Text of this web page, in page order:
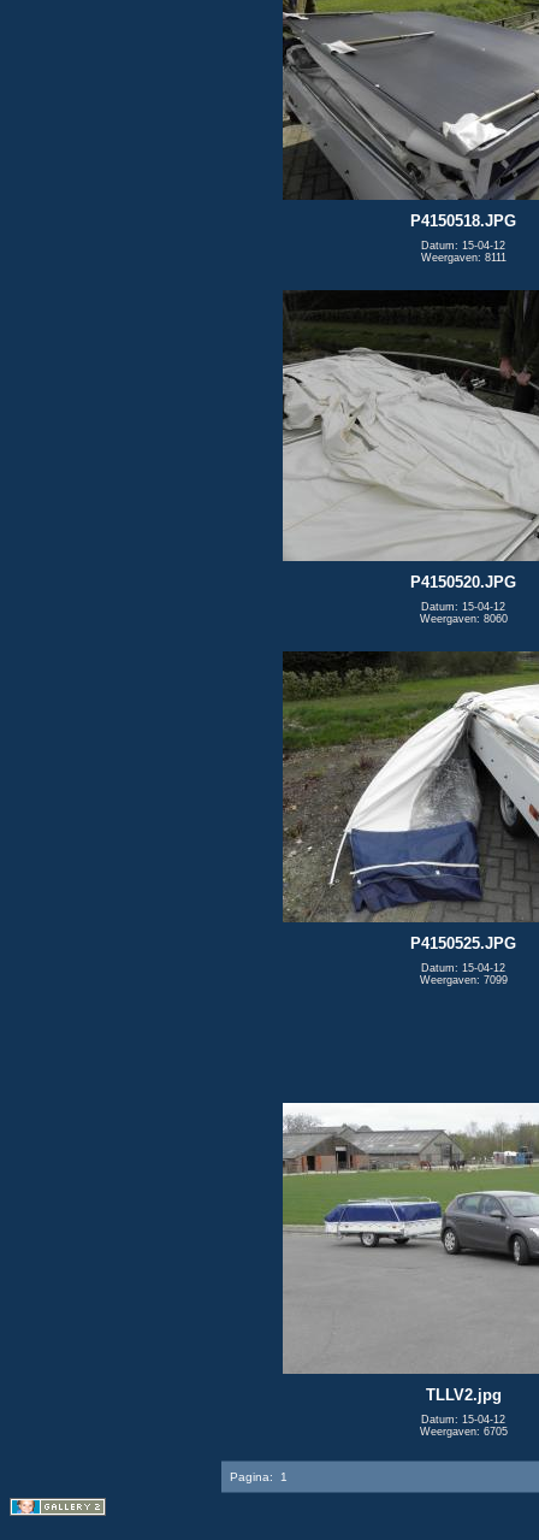
P4150518.JPG
Datum: 15-04-12
Weergaven: 8111
P4150520.JPG
Datum: 15-04-12
Weergaven: 8060
P4150525.JPG
Datum: 15-04-12
Weergaven: 7099
TLLV2.jpg
Datum: 15-04-12
Weergaven: 6705
Pagina: 1